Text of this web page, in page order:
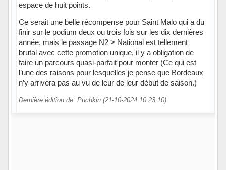
espace de huit points.
Ce serait une belle récompense pour Saint Malo qui a du
finir sur le podium deux ou trois fois sur les dix dernières
année, mais le passage N2 > National est tellement
brutal avec cette promotion unique, il y a obligation de
faire un parcours quasi-parfait pour monter (Ce qui est
l’une des raisons pour lesquelles je pense que Bordeaux
n’y arrivera pas au vu de leur de leur début de saison.)
Dernière édition de: Puchkin (21-10-2024 10:23:10)